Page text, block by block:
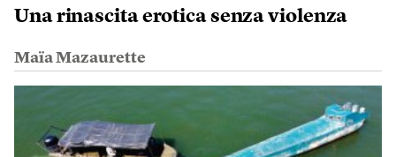
Una rinascita erotica senza violenza
Maïa Mazaurette